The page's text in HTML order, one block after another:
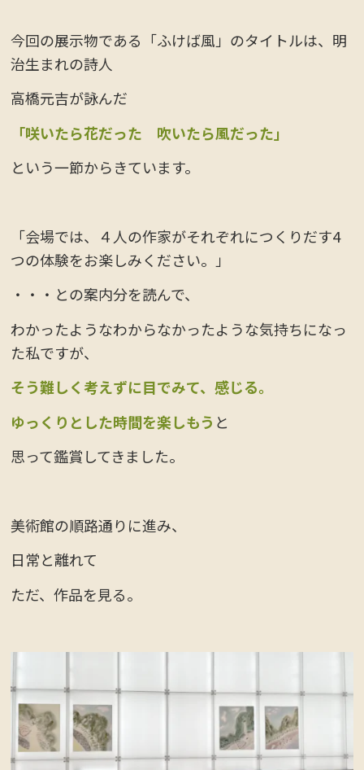
今回の展示物である「ふけば風」のタイトルは、明
治生まれの詩人
高橋元吉が詠んだ
「咲いたら花だった 吹いたら風だった」
という一節からきています。
「会場では、４人の作家がそれぞれにつくりだす4
つの体験をお楽しみください。」
・・・との案内分を読んで、
わかったようなわからなかったような気持ちになっ
た私ですが、
そう難しく考えずに目でみて、感じる。
ゆっくりとした時間を楽しもう と
思って鑑賞してきました。
美術館の順路通りに進み、
日常と離れて
ただ、作品を見る。